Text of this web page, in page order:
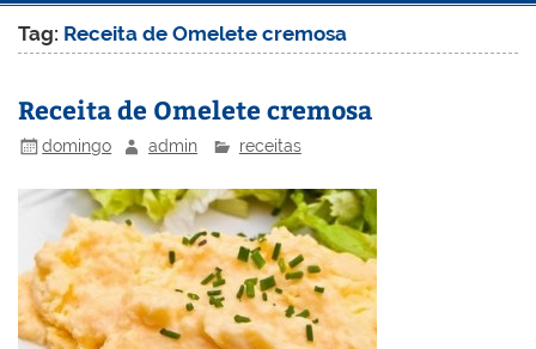
Tag: Receita de Omelete cremosa
Receita de Omelete cremosa
domingo admin receitas